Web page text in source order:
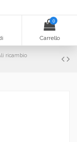
0
Carrello
ricambio